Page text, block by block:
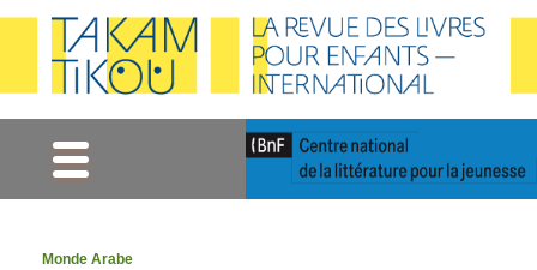
Monde Arabe